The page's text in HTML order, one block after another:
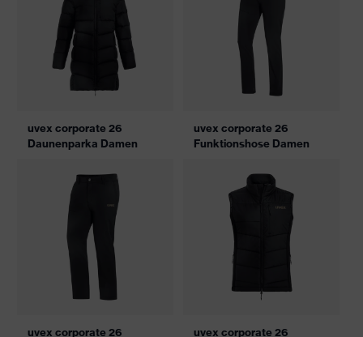
uvex corporate 26
Daunenparka Damen
uvex corporate 26
Funktionshose Damen
uvex corporate 26
uvex corporate 26